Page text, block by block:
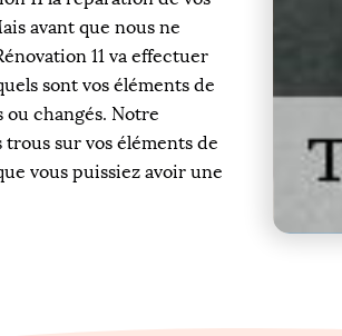
avant que nous ne
11 va effectuer
sont vos éléments de
ou changés. Notre
sur vos éléments de
vous puissiez avoir une